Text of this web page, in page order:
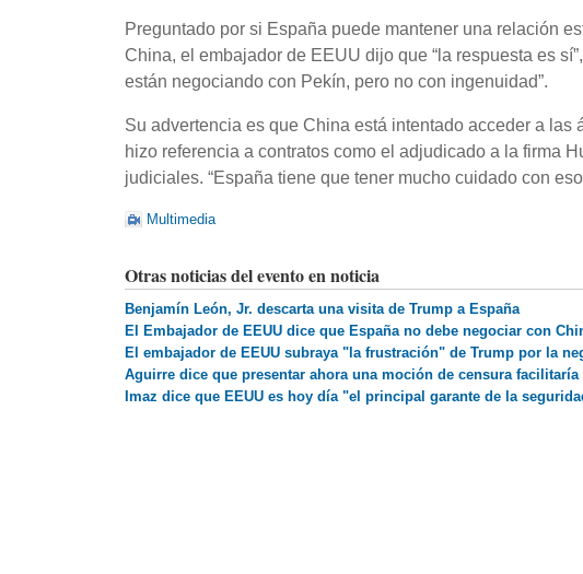
Preguntado por si España puede mantener una relación
China, el embajador de EEUU dijo que “la respuesta es
están negociando con Pekín, pero no con ingenuidad”.
Su advertencia es que China está intentado acceder a
hizo referencia a contratos como el adjudicado a la firma
judiciales. “España tiene que tener mucho cuidado con
Multimedia
Otras noticias del evento en noticia
Benjamín León, Jr. descarta una visita de Trump a España
El Embajador de EEUU dice que España no debe negociar con
El embajador de EEUU subraya "la frustración" de Trump por la
Aguirre dice que presentar ahora una moción de censura
Imaz dice que EEUU es hoy día "el principal garante de la